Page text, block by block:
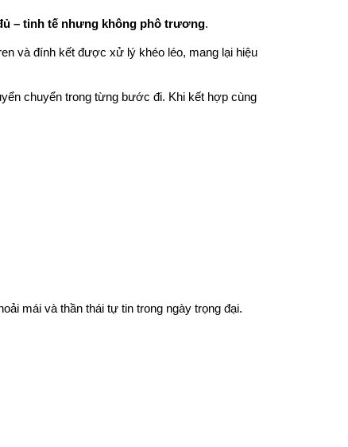
– tinh tế nhưng không phô trương.
và đính kết được xử lý khéo léo, mang lại hiệu
chuyển trong từng bước đi. Khi kết hợp cùng
mái và thần thái tự tin trong ngày trọng đại.